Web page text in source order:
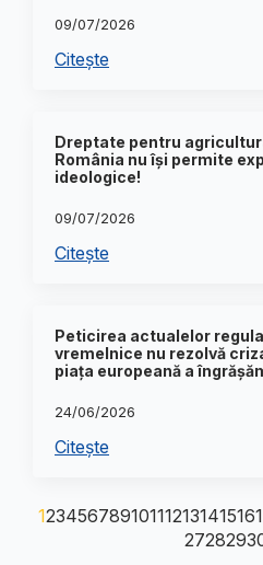
09/07/2026
Citește
Dreptate pentru
România nu își permite
ideologice!
09/07/2026
Citește
Peticirea actualelor
vremelnice nu rezolvă
piața europeană a
24/06/2026
Citește
12345678910111213141516
272829